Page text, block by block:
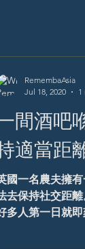
間酒吧
適當距
國一名農夫擁
去保持社交距
多人第一日就
RemembaAsia
Jul 18, 2020
1